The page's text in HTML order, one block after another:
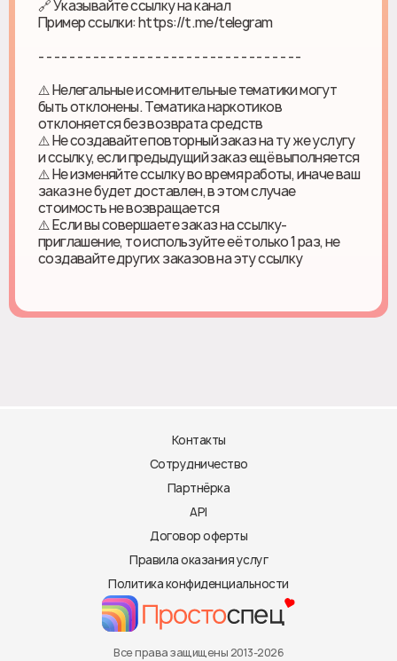
🔗 Указывайте ссылку на канал
Пример ссылки: https://t.me/telegram
- - - - - - - - - - - - - - - - - - - - - - - - - - - - - - - - - -
⚠️ Нелегальные и сомнительные тематики могут
быть отклонены. Тематика наркотиков
отклоняется без возврата средств
⚠️ Не создавайте повторный заказ на ту же услугу
и ссылку, если предыдущий заказ ещё выполняется
⚠️ Не изменяйте ссылку во время работы, иначе ваш
заказ не будет доставлен, в этом случае
стоимость не возвращается
⚠️ Если вы совершаете заказ на ссылку-
приглашение, то используйте её только 1 раз, не
создавайте других заказов на эту ссылку
Контакты
Сотрудничество
Партнёрка
API
Договор оферты
Правила оказания услуг
Политика конфиденциальности
Все права защищены 2013-2026